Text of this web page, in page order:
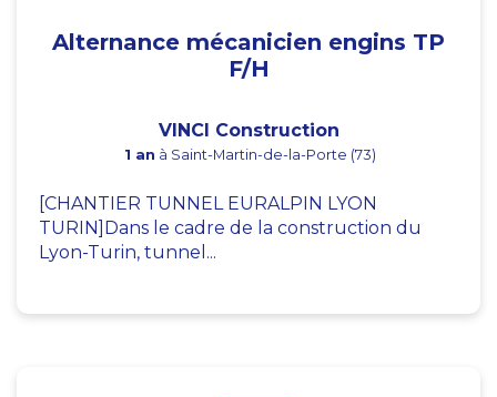
Alternance mécanicien engins TP
F/H
VINCI Construction
1 an à Saint-Martin-de-la-Porte (73)
[CHANTIER TUNNEL EURALPIN LYON
TURIN]Dans le cadre de la construction du
Lyon-Turin, tunnel...